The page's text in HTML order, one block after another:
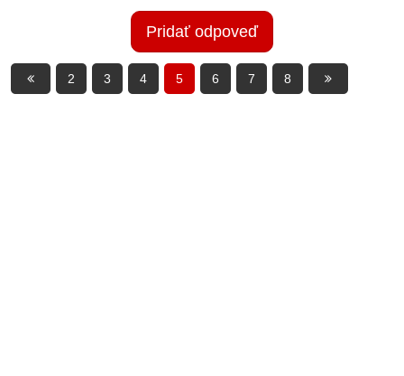
Pridať odpoveď
2 3 4 5 6 7 8